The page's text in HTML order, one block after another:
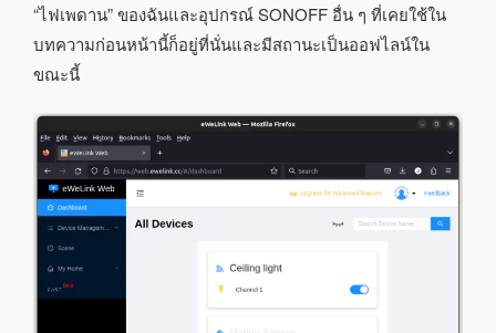
“ไฟเพดาน” ของฉันและอุปกรณ์ SONOFF อื่น ๆ ที่เคยใช้ใน
บทความก่อนหน้านี้ก็อยู่ที่นั่นและมีสถานะเป็นออฟไลน์ใน
ขณะนี้